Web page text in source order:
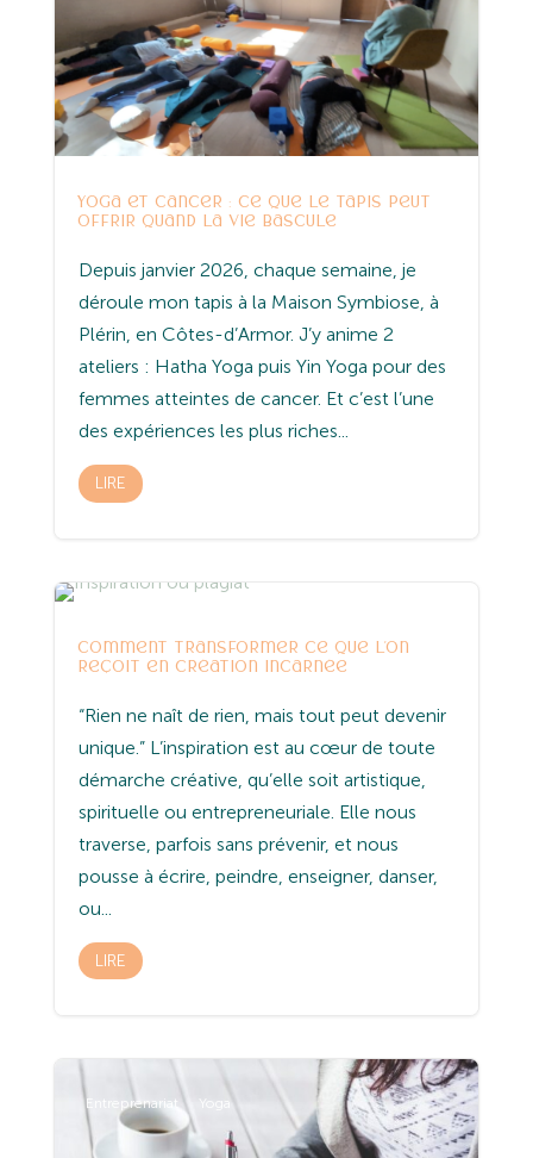
Yoga et cancer : ce que le tapis peut
offrir quand la vie bascule
Depuis janvier 2026, chaque semaine, je
déroule mon tapis à la Maison Symbiose, à
Plérin, en Côtes-d’Armor. J’y anime 2
ateliers : Hatha Yoga puis Yin Yoga pour des
femmes atteintes de cancer. Et c’est l’une
des expériences les plus riches...
LIRE
comment transformer ce que l’on
reçoit en création incarnée
“Rien ne naît de rien, mais tout peut devenir
unique.” L’inspiration est au cœur de toute
démarche créative, qu’elle soit artistique,
spirituelle ou entrepreneuriale. Elle nous
traverse, parfois sans prévenir, et nous
pousse à écrire, peindre, enseigner, danser,
ou...
LIRE
Entreprenariat Yoga